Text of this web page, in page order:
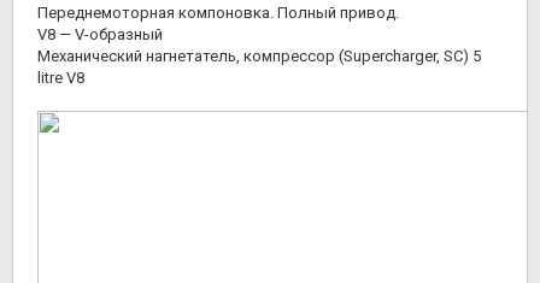
Переднемоторная компоновка. Полный привод.
V8 — V-образный
Механический нагнетатель, компрессор (Supercharger, SC) 5
litre V8